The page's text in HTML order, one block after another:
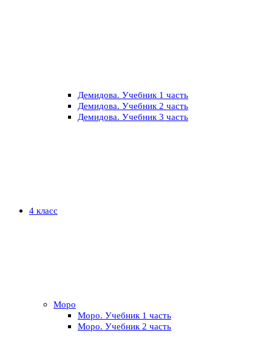
Демидова. Учебник 1 часть
Демидова. Учебник 2 часть
Демидова. Учебник 3 часть
4 класс
Моро
Моро. Учебник 1 часть
Моро. Учебник 2 часть